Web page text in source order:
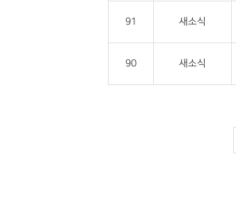
91 새소식
90 새소식